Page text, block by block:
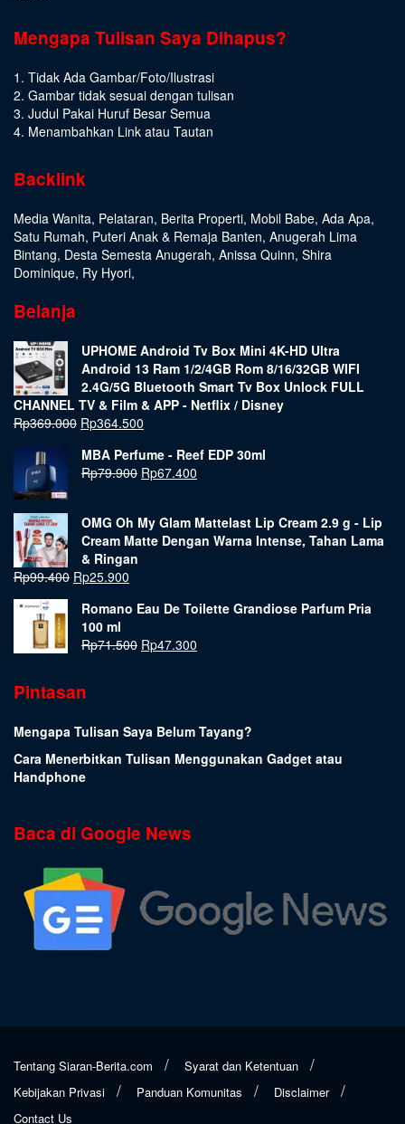
Mengapa Tulisan Saya Dihapus?
1. Tidak Ada Gambar/Foto/Ilustrasi
2. Gambar tidak sesuai dengan tulisan
3. Judul Pakai Huruf Besar Semua
4. Menambahkan Link atau Tautan
Backlink
Media Wanita, Pelataran, Berita Properti, Mobil Babe, Ada Apa,
Satu Rumah, Puteri Anak & Remaja Banten, Anugerah Lima
Bintang, Desta Semesta Anugerah, Anissa Quinn, Shira
Dominique, Ry Hyori,
Belanja
UPHOME Android Tv Box Mini 4K-HD Ultra
Android 13 Ram 1/2/4GB Rom 8/16/32GB WIFI
2.4G/5G Bluetooth Smart Tv Box Unlock FULL
CHANNEL TV & Film & APP - Netflix / Disney
Rp369.000 Rp364.500
MBA Perfume - Reef EDP 30ml
Rp79.900 Rp67.400
OMG Oh My Glam Mattelast Lip Cream 2.9 g - Lip
Cream Matte Dengan Warna Intense, Tahan Lama
& Ringan
Rp99.400 Rp25.900
Romano Eau De Toilette Grandiose Parfum Pria
100 ml
Rp71.500 Rp47.300
Pintasan
Mengapa Tulisan Saya Belum Tayang?
Cara Menerbitkan Tulisan Menggunakan Gadget atau
Handphone
Baca di Google News
Tentang Siaran-Berita.com
Syarat dan Ketentuan
Kebijakan Privasi
Panduan Komunitas
Disclaimer
Contact Us